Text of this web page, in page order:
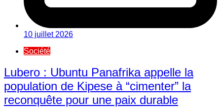
10 juillet 2026
Société
Lubero : Ubuntu Panafrika appelle la
population de Kipese à “cimenter” la
reconquête pour une paix durable